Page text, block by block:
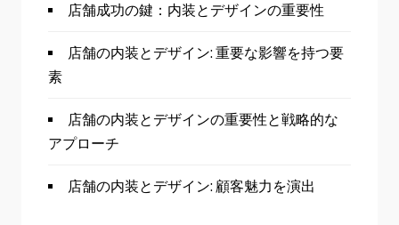
店舗成功の鍵：内装とデザインの重要性
店舗の内装とデザイン: 重要な影響を持つ要
素
店舗の内装とデザインの重要性と戦略的な
アプローチ
店舗の内装とデザイン: 顧客魅力を演出